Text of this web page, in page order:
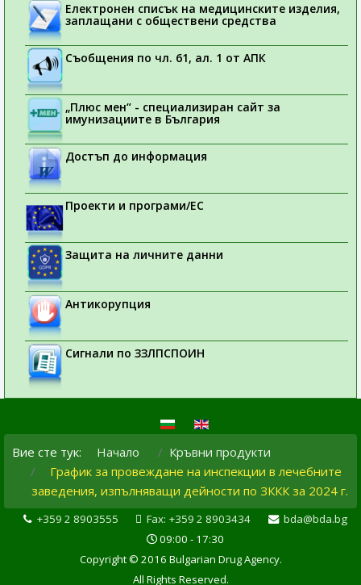
Електронен списък на медицинските изделия,
заплащани с обществени средства
Съобщения по чл. 61, ал. 1 от АПК
„Плюс мен“ - специализиран сайт за
имунизациите в България
Достъп до информация
Проекти и програми/ЕС
Защита на личните данни
Антикорупция
Сигнали по ЗЗЛПСПОИН
Вие сте тук: Начало
Кръвни продукти
График за провеждане на инспекции в лечебните
заведения, изпълняващи дейности по ЗККК за 2024 г.
+359 2 8903555 Fax: +359 2 8903434
bda@bda.bg
09:00 - 17:30
Copyright © 2016 Bulgarian Drug Agency.
All Rights Reserved.